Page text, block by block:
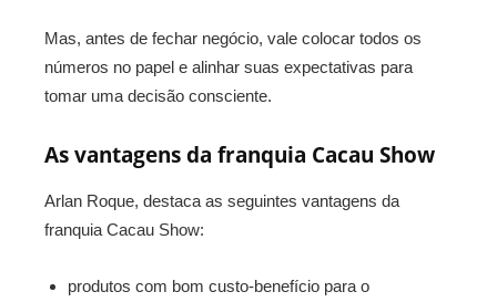
Mas, antes de fechar negócio, vale colocar todos os
números no papel e alinhar suas expectativas para
tomar uma decisão consciente.
As vantagens da franquia Cacau Show
Arlan Roque, destaca as seguintes vantagens da
franquia Cacau Show:
produtos com bom custo-benefício para o